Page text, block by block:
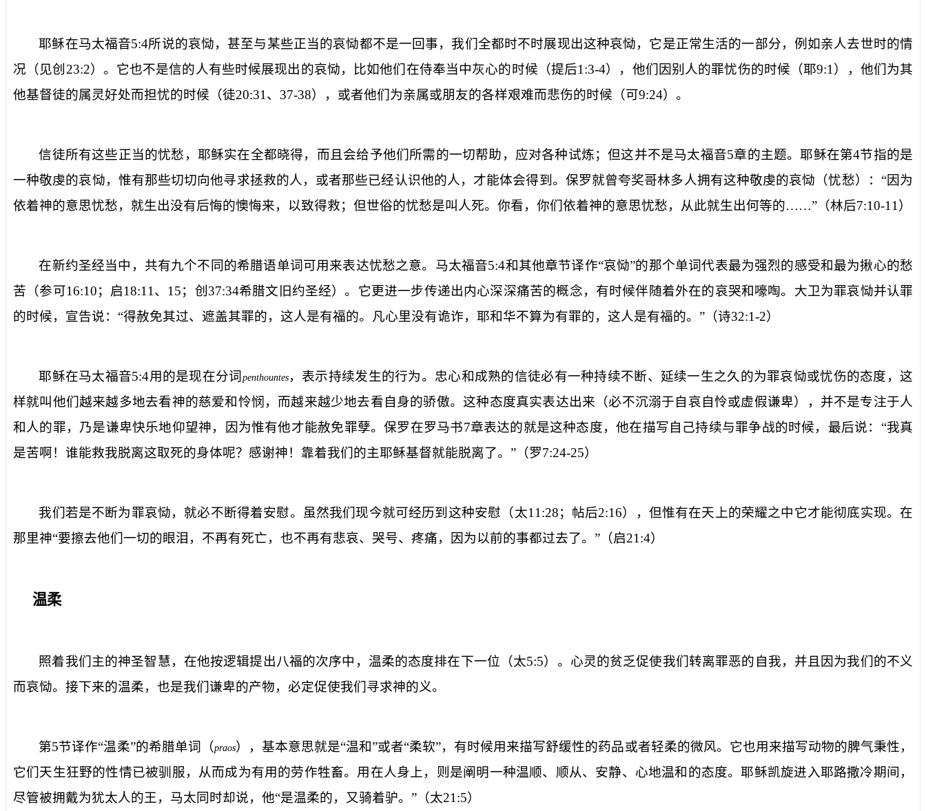
耶稣在马太福音5:4所说的哀恸，甚至与某些正当的哀恸都不是一回事，我们全都时不时展现出这种哀恸，它是正常生活的一部分，例如亲人去世时的情
况（见创 23:2）。它也不是信的人有些时候展现出的哀恸，比如他们在侍奉当中灰心的时候（提后1:3-4），他们因别人的罪忧伤的时候（耶9:1 ），他们为其
他基督徒的属灵好处而担忧的时候（徒20:31 、 37-38），或者他们为亲属或朋友的各样艰难而悲伤的时候（可9:24）。
信徒所有这些正当的忧愁，耶稣实在全都晓得，而且会给予他们所需的一切帮助，应对各种试炼；但这并不是马太福音5章的主题。耶稣在第4节指的是
一种敬虔的哀恸，惟有那些切切向他寻求拯救的人，或者那些已经认识他的人，才能体会得到。保罗就曾夸奖哥林多人拥有这种敬虔的哀恸（忧愁）：“因为
依着神的意思忧愁，就生出没有后悔的懊悔来，以致得救；但世俗的忧愁是叫人死。你看，你们依着神的意思忧愁，从此就生出何等的……”（林后7:10-11 ）
在新约圣经当中，共有九个不同的希腊语单词可用来表达忧愁之意。马太福音5:4和其他章节译作“哀恸”的那个单词代表最为强烈的感受和最为揪心的愁
苦（参可16:10；启18:11 、 15；创 37:34希腊文旧约圣经）。它更进一步传递出内心深深痛苦的概念，有时候伴随着外在的哀哭和嚎啕。大卫为罪哀恸并认罪
的时候，宣告说：“得赦免其过、遮盖其罪的，这人是有福的。凡心里没有诡诈，耶和华不算为有罪的，这人是有福的。”（诗32:1-2）
耶稣在马太福音5:4用的是现在分词 penthountes，表示持续发生的行为。忠心和成熟的信徒必有一种持续不断、延续一生之久的为罪哀恸或忧伤的态度，这
样就叫他们越来越多地去看神的慈爱和怜悯，而越来越少地去看自身的骄傲。这种态度真实表达出来（必不沉溺于自哀自怜或虚假谦卑），并不是专注于人
和人的罪，乃是谦卑快乐地仰望神，因为惟有他才能赦免罪孽。保罗在罗马书7章表达的就是这种态度，他在描写自己持续与罪争战的时候，最后说：“我真
是苦啊！谁能救我脱离这取死的身体呢？感谢神！靠着我们的主耶稣基督就能脱离了。”（罗7:24-25）
我们若是不断为罪哀恸，就必不断得着安慰。虽然我们现今就可经历到这种安慰（太11:28；帖后2:16），但惟有在天上的荣耀之中它才能彻底实现。在
那里神“要擦去他们一切的眼泪，不再有死亡，也不再有悲哀、哭号、疼痛，因为以前的事都过去了。”（启21:4）
温柔
照着我们主的神圣智慧，在他按逻辑提出八福的次序中，温柔的态度排在下一位（太5:5）。心灵的贫乏促使我们转离罪恶的自我，并且因为我们的不义
而哀恸。接下来的温柔，也是我们谦卑的产物，必定促使我们寻求神的义。
第5节译作“温柔”的希腊单词（praos），基本意思就是“温和”或者“柔软”，有时候用来描写舒缓性的药品或者轻柔的微风。它也用来描写动物的脾气秉性，
它们天生狂野的性情已被驯服，从而成为有用的劳作牲畜。用在人身上，则是阐明一种温顺、顺从、安静、心地温和的态度。耶稣凯旋进入耶路撒冷期间，
尽管被拥戴为犹太人的王，马太同时却说，他“是温柔的，又骑着驴。”（太21:5）